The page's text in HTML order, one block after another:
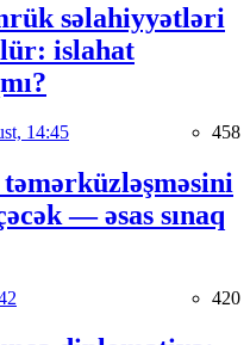
səlahiyyətləri
islahat
14:45 458
— əsas sınaq
420